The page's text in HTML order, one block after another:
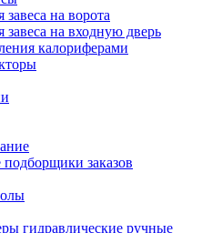
завеса на ворота
завеса на входную дверь
калориферами
заказов
гидравлические ручные